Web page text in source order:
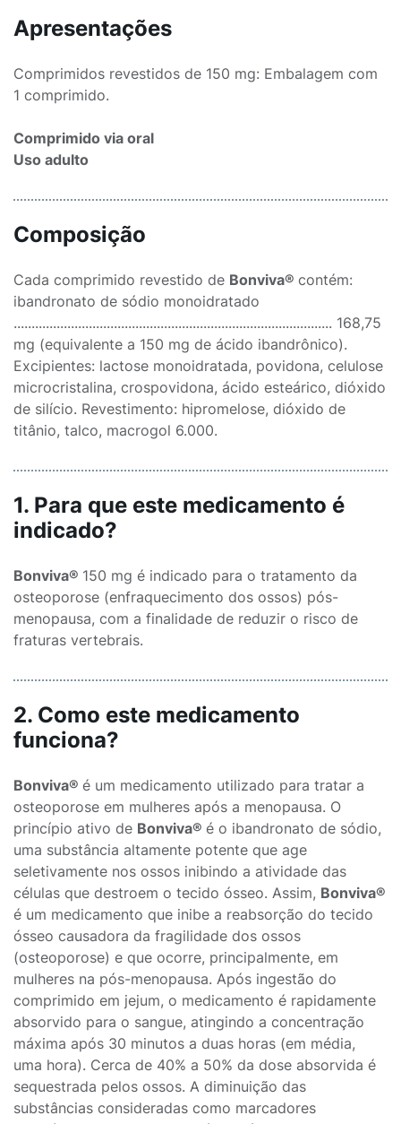
Apresentações
Comprimidos revestidos de 150 mg: Embalagem com
1 comprimido.
Comprimido via oral
Uso adulto
Composição
Cada comprimido revestido de Bonviva® contém:
ibandronato de sódio monoidratado
......................................................................................... 168,75
mg (equivalente a 150 mg de ácido ibandrônico).
Excipientes: lactose monoidratada, povidona, celulose
microcristalina, crospovidona, ácido esteárico, dióxido
de silício. Revestimento: hipromelose, dióxido de
titânio, talco, macrogol 6.000.
1. Para que este medicamento é
indicado?
Bonviva® 150 mg é indicado para o tratamento da
osteoporose (enfraquecimento dos ossos) pós-
menopausa, com a finalidade de reduzir o risco de
fraturas vertebrais.
2. Como este medicamento
funciona?
Bonviva® é um medicamento utilizado para tratar a
osteoporose em mulheres após a menopausa. O
princípio ativo de Bonviva® é o ibandronato de sódio,
uma substância altamente potente que age
seletivamente nos ossos inibindo a atividade das
células que destroem o tecido ósseo. Assim, Bonviva®
é um medicamento que inibe a reabsorção do tecido
ósseo causadora da fragilidade dos ossos
(osteoporose) e que ocorre, principalmente, em
mulheres na pós-menopausa. Após ingestão do
comprimido em jejum, o medicamento é rapidamente
absorvido para o sangue, atingindo a concentração
máxima após 30 minutos a duas horas (em média,
uma hora). Cerca de 40% a 50% da dose absorvida é
sequestrada pelos ossos. A diminuição das
substâncias consideradas como marcadores